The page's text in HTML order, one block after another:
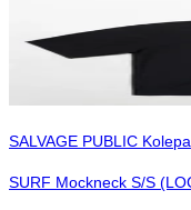
SALVAGE PUBLIC Kolepa
SURF Mockneck S/S